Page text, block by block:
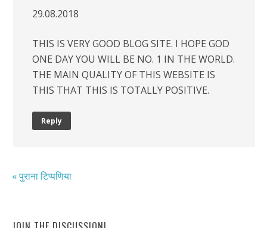
29.08.2018
THIS IS VERY GOOD BLOG SITE. I HOPE GOD
ONE DAY YOU WILL BE NO. 1 IN THE WORLD.
THE MAIN QUALITY OF THIS WEBSITE IS
THIS THAT THIS IS TOTALLY POSITIVE.
Reply
« पुराना टिप्पणिया